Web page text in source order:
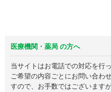
医療機関・薬局 の方へ
当サイトはお電話での対応を行
ご希望の内容ごとにお問い合わ
すので、お手数ではございます